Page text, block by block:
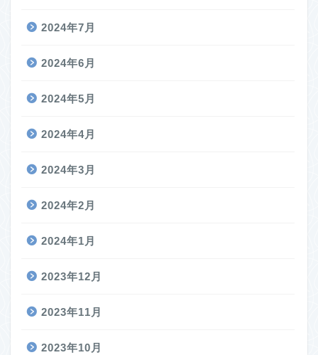
2024年7月
2024年6月
2024年5月
2024年4月
2024年3月
2024年2月
2024年1月
2023年12月
2023年11月
2023年10月